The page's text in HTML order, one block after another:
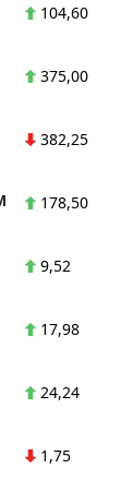
104,60
375,00
382,25
178,50
9,52
17,98
24,24
1,75